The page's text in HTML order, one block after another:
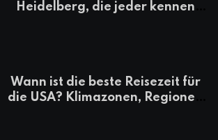
Heidelberg, die jeder kennen
Wann ist die beste Reisezeit für
die USA? Klimazonen, Regionen